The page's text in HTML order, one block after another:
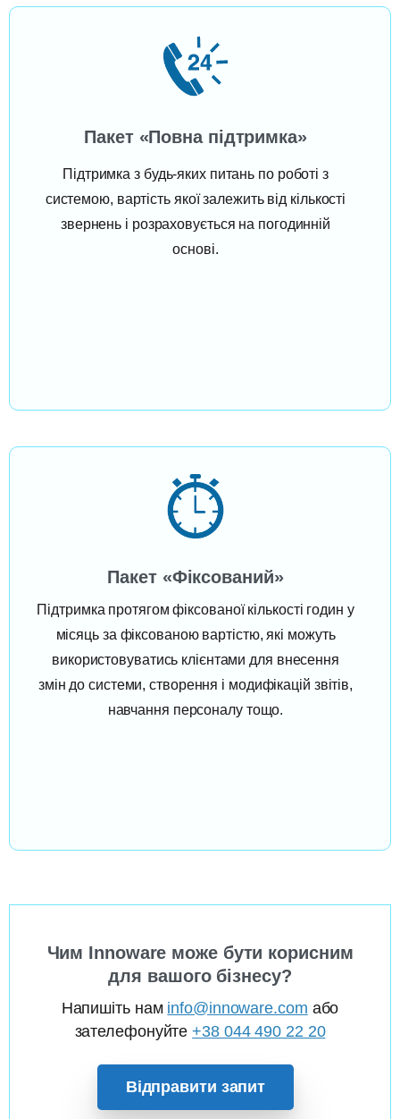
Пакет «Повна підтримка»
Підтримка з будь-яких питань по роботі з
системою, вартість якої залежить від кількості
звернень і розраховується на погодинній
основі.
Пакет «Фіксований»
Підтримка протягом фіксованої кількості годин у
місяць за фіксованою вартістю, які можуть
використовуватись клієнтами для внесення
змін до системи, створення і модифікацій звітів,
навчання персоналу тощо.
Чим Innoware може бути корисним
для вашого бізнесу?
Напишіть нам info@innoware.com або
зателефонуйте+38 044 490 22 20
Відправити запит